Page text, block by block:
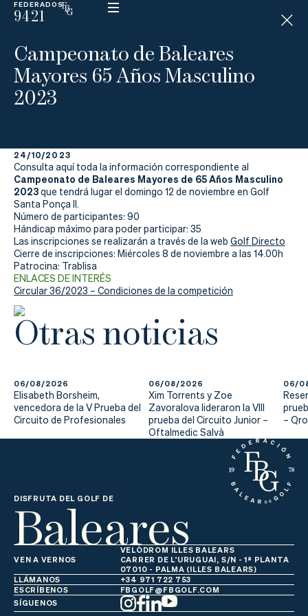
FEDERADOS
9421
ESP
N
D
I
C
A
P
La
Federación
Federarse
Jugar
Aprender
Actualidad
Tienda
Campeonato de Baleares
Mayores 65 Años Masculino
2023
24/10/2023
Consulta aquí toda la información correspondiente al
Campeonato de Baleares Mayores de 65 Años Masculino
2023que tendrá lugar el domingo 12 de noviembre en Golf
Santa Ponça II.
Número de participantes: 90
Hándicap máximo para poder participar: 35
Las inscripciones se realizarán a través de la web Golf Directo
Cierre de inscripciones: Miércoles 8 de noviembre a las 14.00h
Patrocina: Trablisa
ENLACES DE INTERÉS
Circular 36/2023 – Condiciones de la competición
Otras noticias
06/08/2026
Elisabeth Borsheim,
vencedora de la V Prueba del
Circuito de Profesionales
06/08/2026
Xim Torrents y Zoe
Zavoralova lideraron la VIII
prueba del Circuito Junior –
Oftalmedic Salvà
06/
–
DISFRUTA DEL GOLF DE
Baleares
VEN A VERNOS
VELÒDROM ILLES BALEARS
CARRER DE L'URUGUAI, S/N - 1ª PLANTA
07010 - PALMA (ILLES BALEARS)
LLÁMANOS
+34 971 722 753
ESCRÍBENOS
FBGOLF@FBGOLF.COM
SÍGUENOS